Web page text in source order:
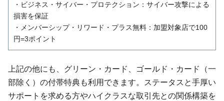
・ビジネス・サイバー・プロテクション：サイバー攻撃による
損害を保証
・メンバーシップ・リワード・プラス無料：加盟対象店で100
円=3ポイント
上記の他にも、グリーン・カード、ゴールド・カード（一
部除く）の付帯特典も利用できます。ステータスと手厚い
サポートを求める方やハイクラスな取引先との関係構築を